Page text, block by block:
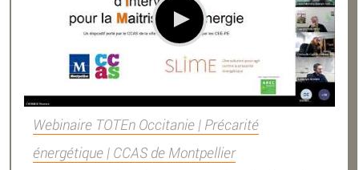
Webinaire TOTEn Occitanie | Précarité
énergétique | CCAS de Montpellier